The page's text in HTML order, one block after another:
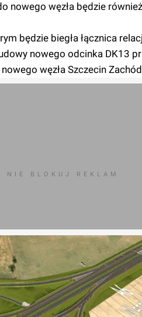
nowego węzła będzie
będzie biegła łącznica
nowego odcinka DK13
węzła Szczecin
BLOKUJ REKLAM